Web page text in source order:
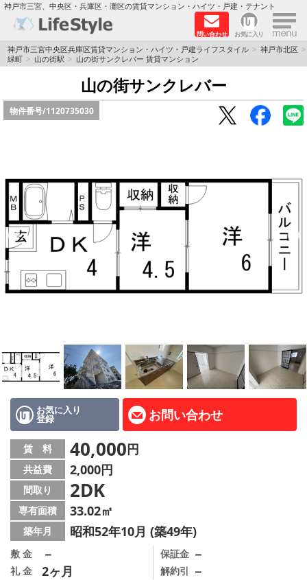
神戸市三宮、中央区・兵庫区・灘区の賃貸マンション・ハイツ・戸建・テナント
問い合わせ お気に入り ×
TOPページ
神戸の単身向けマンション特集
新築物件
保証人不要
高級賃貸
リノベーション物件
ペット飼育可能
地域から探す
地図から探す
店舗情報·アクセス
会社概要
メールでお問い合わせ
神戸市三宮中央区兵庫区賃貸マンション・ハイツ・戸建ライフスタイル
神戸市北区
緑町
山の街駅 山の街サンクレバー 賃貸マンション
山の街サンクレバー
物件番号/1120735030
お気に入り
登録 お問い合わせ
賃 料 40,000円
共益費 2,000円
間取り 2DK
専有面積 33.02㎡
築年月 昭和52年10月 (築49年)
敷 金 －
礼 金 2ヶ月
保証金 －
解約引 －